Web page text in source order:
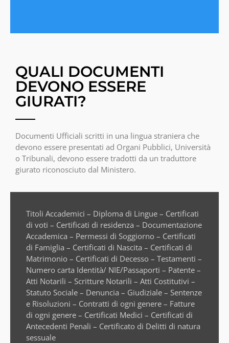
QUALI DOCUMENTI
DEVONO ESSERE
GIURATI?
Documenti Ufficiali scritti in una lingua straniera che
devono essere presentati ad Organi Pubblici, Università
o Tribunali, devono essere tradotti da un traduttore
giurato riconosciuto dal Ministero.
Titoli Accademici – Diploma di Lingue – Certificati
di voti – Certificati di residenza – Documentazione
Accademica – Permessi di Soggiorno – Certificati
di Famiglia – Certificati di Nascita – Certificati di
Matrimonio – Certificati di Decesso – Testamenti –
Numero carta Identità/ NIE/Passaporti – Patente –
Atti Notarili – Scritture Notarili – Atti Costitutivi –
Statuto Sociale – Denuncia – Giudiziale – Sentenze
e Risoluzioni – Contratti di ogni genere – Fatture
di ogni genere – Certificati Medici – Certificati di
Antecedenti Penali – Certificato di Delitti di natura
sessuale